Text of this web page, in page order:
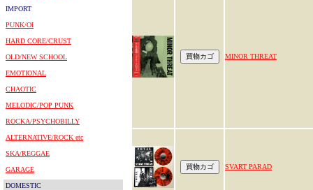
IMPORT
PUNK/OI
HARD CORE/CRUST
OLD/NEW SCHOOL
EMOTIONAL
CHAOTIC
MELODIC/POP PUNK
ROCKA/PSYCHOBILLY
ALTERNATIVE/ROCK etc
SKA/REGGAE
GARAGE
DOMESTIC
MINOR THREAT
SVART PARAD